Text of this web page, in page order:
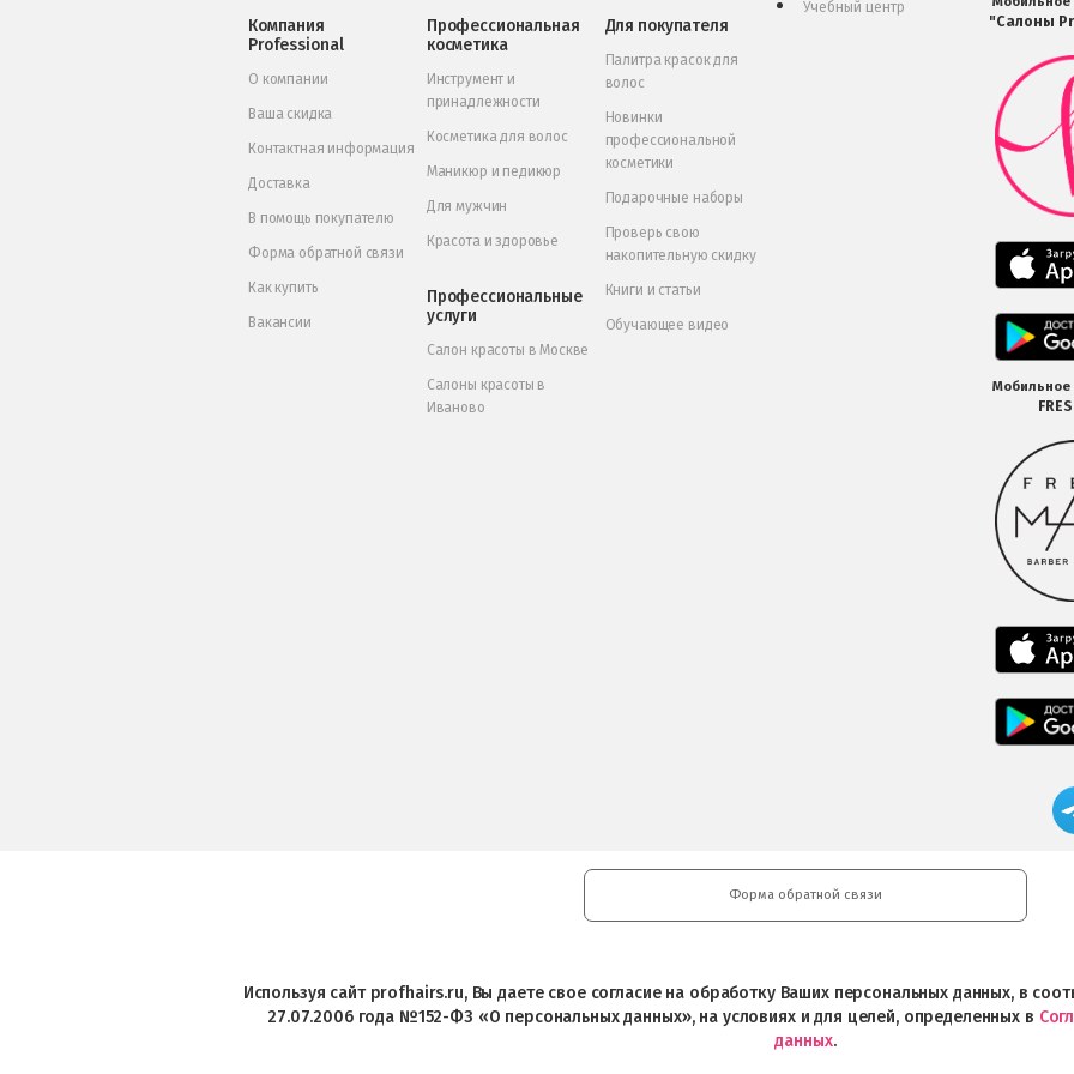
Компания
Professional
О компании
Ваша скидка
Контактная информация
Доставка
В помощь покупателю
Форма обратной связи
Как купить
Вакансии
Профессиональная
косметика
Инструмент и
принадлежности
Косметика для волос
Маникюр и педикюр
Для мужчин
Красота и здоровье
Профессиональные
услуги
Салон красоты в Москве
Салоны красоты в
Иваново
Для покупателя
Палитра красок для
волос
Новинки
профессиональной
косметики
Подарочные наборы
Проверь свою
накопительную скидку
Книги и статьи
Обучающее видео
Учебный центр
"Салоны
Мобильное
Форма обратной связи
Используя сайт profhairs.ru, Вы даете свое согласие на обработку Ваших персональных данных, в
27.07.2006 года №152-ФЗ «О персональных данных», на условиях и для целей, определенных в
данных.